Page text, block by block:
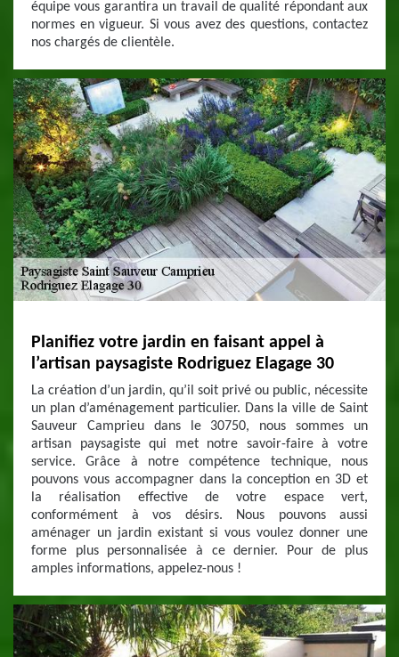
équipe vous garantira un travail de qualité répondant aux
normes en vigueur. Si vous avez des questions, contactez
nos chargés de clientèle.
Planifiez votre jardin en faisant appel à
l’artisan paysagiste Rodriguez Elagage 30
La création d’un jardin, qu’il soit privé ou public, nécessite
un plan d’aménagement particulier. Dans la ville de Saint
Sauveur Camprieu dans le 30750, nous sommes un
artisan paysagiste qui met notre savoir-faire à votre
service. Grâce à notre compétence technique, nous
pouvons vous accompagner dans la conception en 3D et
la réalisation effective de votre espace vert,
conformément à vos désirs. Nous pouvons aussi
aménager un jardin existant si vous voulez donner une
forme plus personnalisée à ce dernier. Pour de plus
amples informations, appelez-nous !